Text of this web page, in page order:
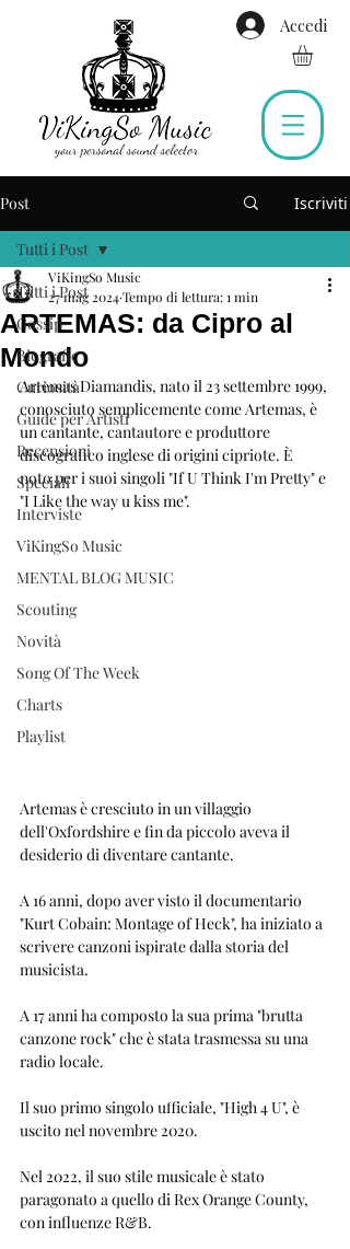
Accedi
Post Iscriviti
Tutti i Post
Gossip
Biografie
Curiosità
Guide per Artisti
Recensioni
Speciali
Interviste
ViKingSo Music
MENTAL BLOG MUSIC
Scouting
Novità
Song Of The Week
Charts
Playlist
Tutti i Post
ARTEMAS: da Cipro al
Mondo
ViKingSo Music
27 mag 2024Tempo di lettura: 1 min
Artemas Diamandis, nato il 23 settembre 1999,
conosciuto semplicemente come Artemas, è
un cantante, cantautore e produttore
discografico inglese di origini cipriote. È
noto per i suoi singoli "If U Think I'm Pretty" e
"I Like the way u kiss me".
Artemas è cresciuto in un villaggio
dell'Oxfordshire e fin da piccolo aveva il
desiderio di diventare cantante.
A 16 anni, dopo aver visto il documentario
"Kurt Cobain: Montage of Heck", ha iniziato a
scrivere canzoni ispirate dalla storia del
musicista.
A 17 anni ha composto la sua prima "brutta
canzone rock" che è stata trasmessa su una
radio locale.
Il suo primo singolo ufficiale, "High 4 U", è
uscito nel novembre 2020.
Nel 2022, il suo stile musicale è stato
paragonato a quello di Rex Orange County,
con influenze R&B.